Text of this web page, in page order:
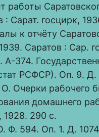
работы
: Сарат. госцирк,
к отчёту
Саратов : Сар.
А-374.
РСФСР). Оп. 9. Д.
Очерки рабочего
домашнего
290 с.
Ф. 594. Оп. 1. Д.